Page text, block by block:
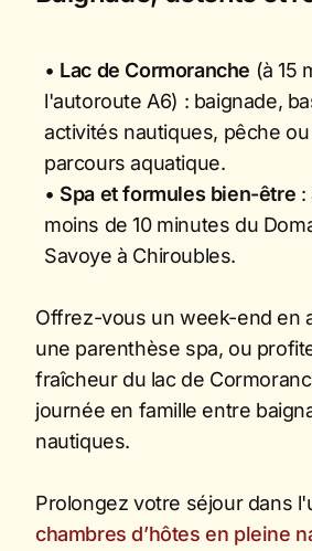
• Lac de Cormoranche (à 15
l'autoroute A6) : baignade,
activités nautiques, pêche
parcours aquatique.
• Spa et formules bien-être :
moins de 10 minutes du
Savoye à Chiroubles.
Offrez-vous un week-end en
une parenthèse spa, ou
fraîcheur du lac de
journée en famille entre
nautiques.
Prolongez votre séjour dans
chambres d’hôtes en pleine